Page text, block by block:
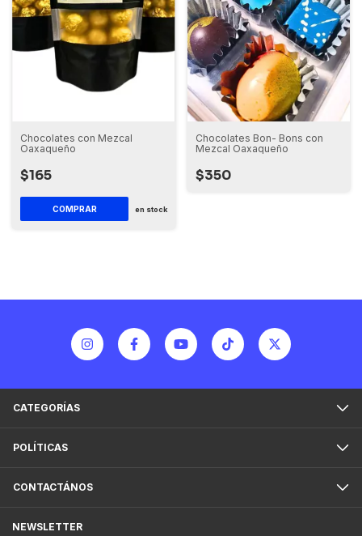
Chocolates con Mezcal
Oaxaqueño
$165
COMPRAR en stock
Chocolates Bon- Bons con
Mezcal Oaxaqueño
$350
CATEGORÍAS
POLÍTICAS
CONTACTÁNOS
NEWSLETTER